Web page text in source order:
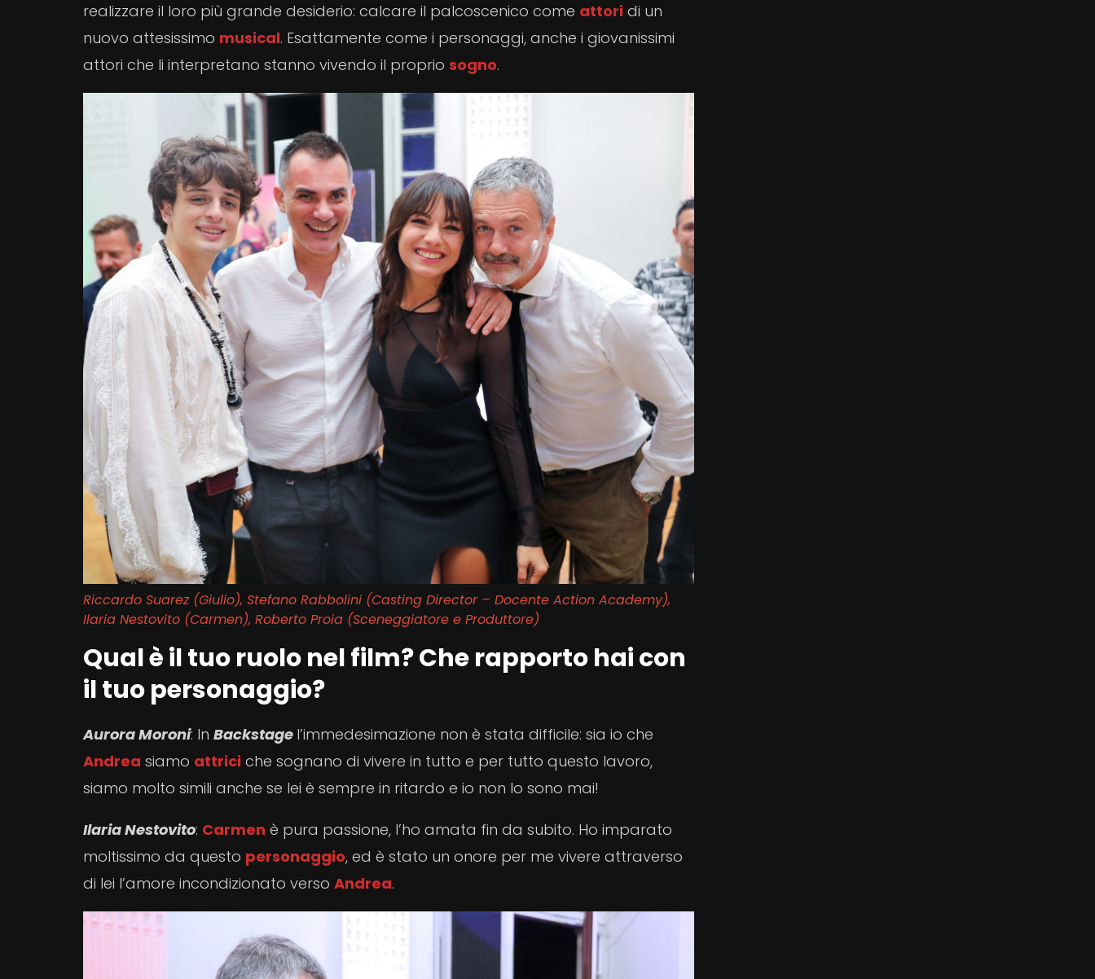
realizzare il loro più grande desiderio: calcare il palcoscenico come attori di un
nuovo attesissimo musical. Esattamente come i personaggi, anche i giovanissimi
attori che li interpretano stanno vivendo il proprio sogno.
Riccardo Suarez (Giulio), Stefano Rabbolini (Casting Director – Docente Action Academy),
Ilaria Nestovito (Carmen), Roberto Proia (Sceneggiatore e Produttore)
Qual è il tuo ruolo nel film? Che rapporto hai con
il tuo personaggio?
Aurora Moroni: In Backstage l’immedesimazione non è stata difficile: sia io che
Andrea siamo attrici che sognano di vivere in tutto e per tutto questo lavoro,
siamo molto simili anche se lei è sempre in ritardo e io non lo sono mai!
Ilaria Nestovito: Carmen è pura passione, l’ho amata fin da subito. Ho imparato
moltissimo da questo personaggio, ed è stato un onore per me vivere attraverso
di lei l’amore incondizionato verso Andrea.